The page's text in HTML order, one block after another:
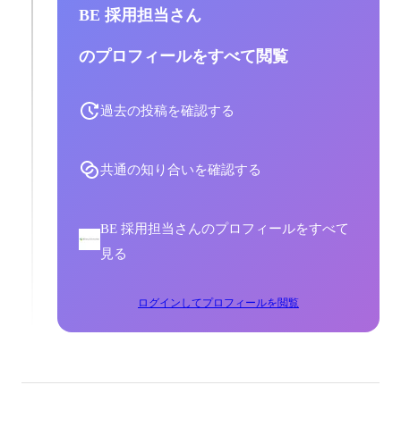
BE 採用担当さん
のプロフィールをすべて閲覧
過去の投稿を確認する
共通の知り合いを確認する
BE 採用担当さんのプロフィールをすべて
見る
ログインしてプロフィールを閲覧